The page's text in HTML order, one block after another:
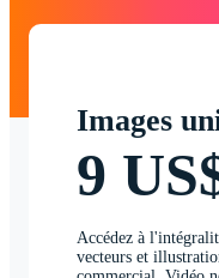
Images
9
Accédez à
vecteurs et